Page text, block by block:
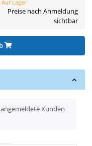
Auf Lager
Preise nach Anmeldung
sichtbar
Kunden